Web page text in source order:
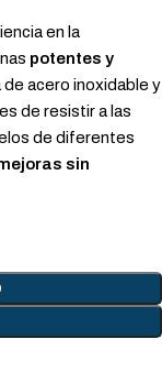
en la
potentes y
de acero inoxidable y
de resistir a las
de diferentes
sin